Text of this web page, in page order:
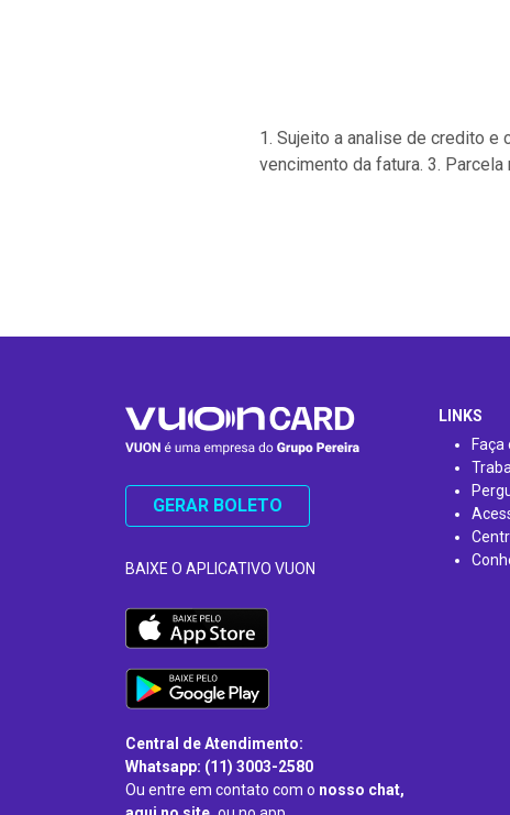
1. Sujeito a analise de credito e
vencimento da fatura. 3. Parcela
GERAR BOLETO
BAIXE O APLICATIVO VUON
Central de Atendimento:
Whatsapp: (11) 3003-2580
Ou entre em contato com o nosso chat,
LINKS
Faça